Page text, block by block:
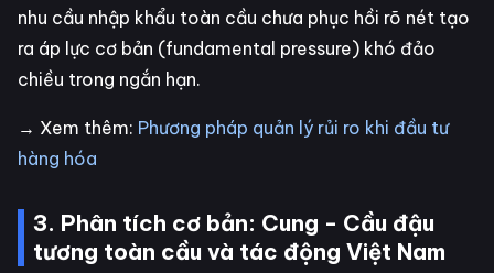
nhu cầu nhập khẩu toàn cầu chưa phục hồi rõ nét tạo
ra áp lực cơ bản (fundamental pressure) khó đảo
chiều trong ngắn hạn.
→ Xem thêm: Phương pháp quản lý rủi ro khi đầu tư
hàng hóa
3. Phân tích cơ bản: Cung - Cầu đậu
tương toàn cầu và tác động Việt Nam